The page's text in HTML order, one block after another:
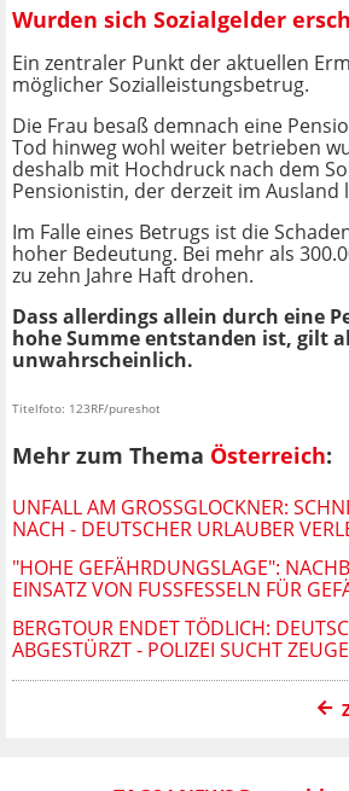
Wurden sich Sozialgelder
Ein zentraler Punkt der aktuellen
möglicher Sozialleistungsbetrug.
Die Frau besaß demnach eine
Tod hinweg wohl weiter betrieben
deshalb mit Hochdruck nach dem
Pensionistin, der derzeit im Ausland
Im Falle eines Betrugs ist die
hoher Bedeutung. Bei mehr als
zu zehn Jahre Haft drohen.
Dass allerdings allein durch eine
hohe Summe entstanden ist, gilt
unwahrscheinlich.
Titelfoto: 123RF/pureshot
Mehr zum Thema Österreich:
UNFALL AM GROSSGLOCKNER:
ACH - DEUTSCHER URLAUBER
"HOHE GEFÄHRDUNGSLAGE":
EINSATZ VON FUSSFESSELN FÜR
BERGTOUR ENDET TÖDLICH:
ABGESTÜRZT - POLIZEI SUCHT